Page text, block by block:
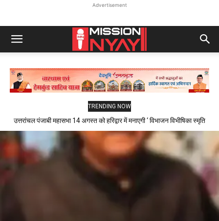
Advertisement
TRENDING NOW
उत्तरांचल पंजाबी महासभा 14 अगस्त को हरिद्वार में मनाएगी ‘ विभाजन विभीषिका स्मृति